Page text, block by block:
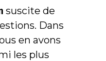
suscite de
Dans
en avons
les plus